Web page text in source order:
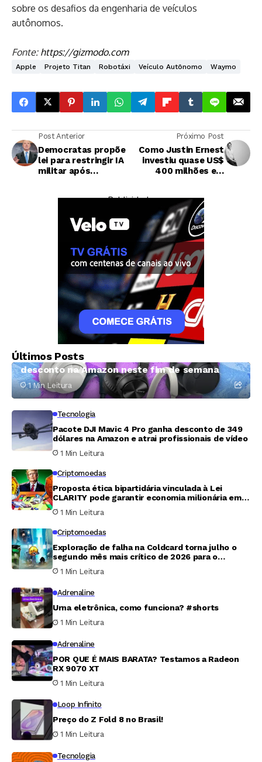
sobre os desafios da engenharia de veículos
autônomos.
Fonte: https://gizmodo.com
Apple Projeto Titan Robotáxi Veículo Autônomo Waymo
Post Anterior
Democratas propõe
lei para restringir IA
militar após
Próximo Post
Como Justin Ernest
investiu quase US$
400 milhões em
tradicional
— Publicidade —
Últimos Posts
Fones da Sony têm até mais de 50% de
desconto na Amazon neste fim de semana
1 Min Leitura
Tecnologia
Pacote DJI Mavic 4 Pro ganha desconto de 349
dólares na Amazon e atrai profissionais de vídeo
1 Min Leitura
Criptomoedas
Proposta ética bipartidária vinculada à Lei
CLARITY pode garantir economia milionária em
tributos para Trump
1 Min Leitura
Criptomoedas
Exploração de falha na Coldcard torna julho o
segundo mês mais crítico de 2026 para o
mercado cripto
1 Min Leitura
Adrenaline
Urna eletrônica, como funciona? #shorts
1 Min Leitura
Adrenaline
POR QUE É MAIS BARATA? Testamos a Radeon
RX 9070 XT
1 Min Leitura
Loop Infinito
Preço do Z Fold 8 no Brasil!
1 Min Leitura
Tecnologia